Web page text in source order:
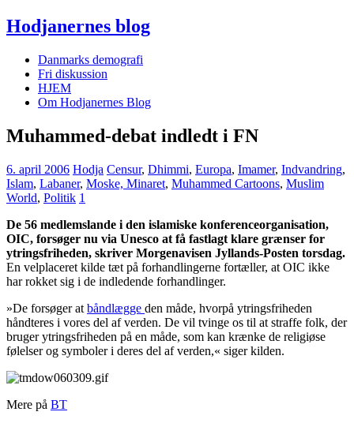
Hodjanernes blog
Danmarks demografi
Fri diskussion
HJEM
Om Hodjanernes Blog
Muhammed-debat indledt i FN
6. april 2006 Hodja Censur, Dhimmi, Europa, Imamer, Indvandring,
Islam, Labaner, Moske, Minaret, Muhammed Cartoons, Muslim
World, Politik 1
De 56 medlemslande i den islamiske konferenceorganisation,
OIC, forsøger nu via Unesco at få fastlagt klare grænser for
ytringsfriheden, skriver Morgenavisen Jyllands-Posten torsdag.
En velplaceret kilde tæt på forhandlingerne fortæller, at OIC ikke
har rokket sig i de indledende forhandlinger.
»De forsøger at båndlægge den måde, hvorpå ytringsfriheden
håndteres i vores del af verden. De vil tvinge os til at straffe folk, der
bruger ytringsfriheden på en måde, som kan krænke de religiøse
følelser og symboler i deres del af verden,« siger kilden.
Mere på BT